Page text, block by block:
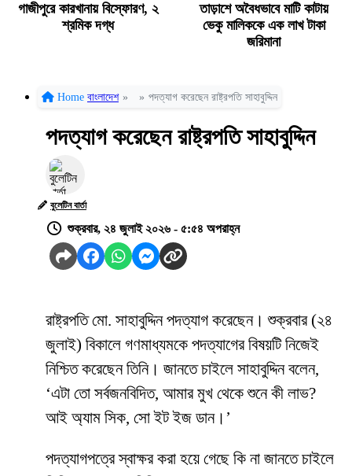
গাজীপুরে কারখানায় বিস্ফোরণ, ২
শ্রমিক দগ্ধ
তাড়াশে অবৈধভাবে মাটি কাটায়
ভেকু মালিককে এক লাখ টাকা
জরিমানা
Home বাংলাদেশ » » পদত্যাগ করেছেন রাষ্ট্রপতি সাহাবুদ্দিন
পদত্যাগ করেছেন রাষ্ট্রপতি সাহাবুদ্দিন
বুলেটিন বার্তা
শুক্রবার, ২৪ জুলাই ২০২৬ - ৫:৫৪ অপরাহ্ন
রাষ্ট্রপতি মো. সাহাবুদ্দিন পদত্যাগ করেছেন। শুক্রবার (২৪
জুলাই) বিকালে গণমাধ্যমকে পদত্যাগের বিষয়টি নিজেই
নিশ্চিত করেছেন তিনি। জানতে চাইলে সাহাবুদ্দিন বলেন,
‘এটা তো সর্বজনবিদিত, আমার মুখ থেকে শুনে কী লাভ?
আই অ্যাম সিক, সো ইট ইজ ডান।’
পদত্যাগপত্রে স্বাক্ষর করা হয়ে গেছে কি না জানতে চাইলে